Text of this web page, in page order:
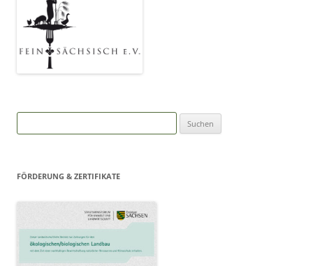
nach:
FÖRDERUNG & ZERTIFIKATE